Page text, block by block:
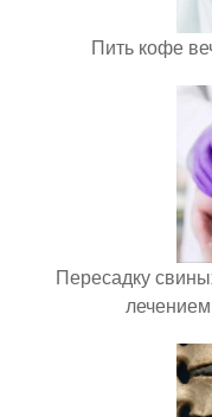
Пить кофе
Пересадку